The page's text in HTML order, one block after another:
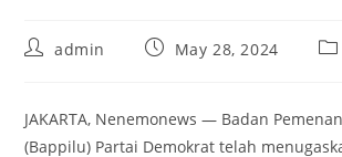
Postadmin
PostMay 28, 2024
JAKARTA, Nenemonews — Badan
(Bappilu) Partai Demokrat telah